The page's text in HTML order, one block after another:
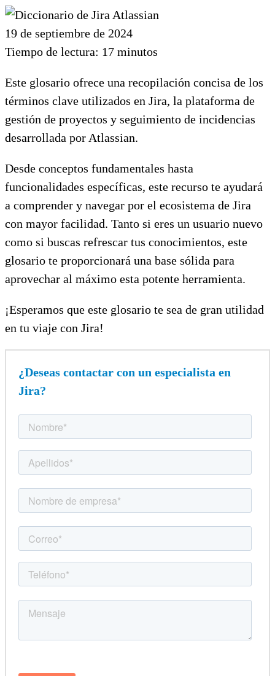
19 de septiembre de 2024
Tiempo de lectura: 17 minutos
Este glosario ofrece una recopilación concisa de los
términos clave utilizados en Jira, la plataforma de
gestión de proyectos y seguimiento de incidencias
desarrollada por Atlassian.
Desde conceptos fundamentales hasta
funcionalidades específicas, este recurso te ayudará
a comprender y navegar por el ecosistema de Jira
con mayor facilidad. Tanto si eres un usuario nuevo
como si buscas refrescar tus conocimientos, este
glosario te proporcionará una base sólida para
aprovechar al máximo esta potente herramienta.
¡Esperamos que este glosario te sea de gran utilidad
en tu viaje con Jira!
¿Deseas contactar con un especialista en
Jira?